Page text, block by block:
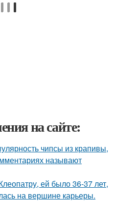
на сайте:
чипсы из крапивы,
называют
ей было 36-37 лет,
на вершине карьеры.